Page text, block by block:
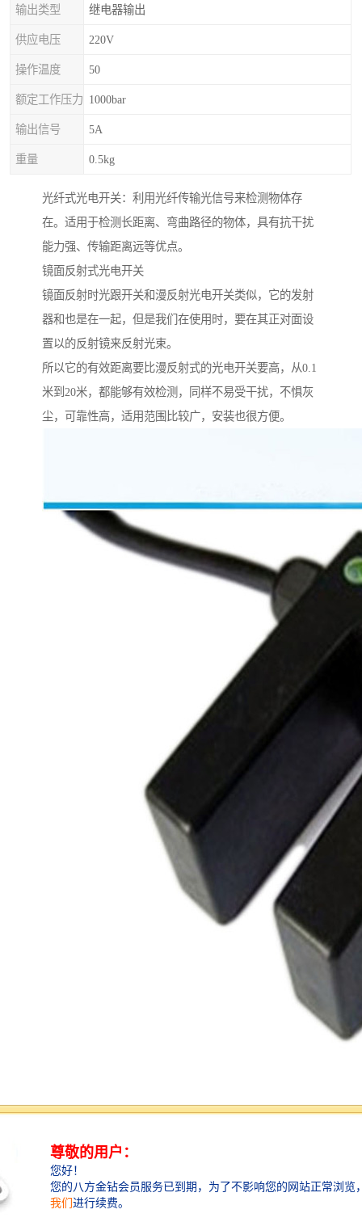
输出类型 继电器输出
供应电压 220V
操作温度 50
额定工作压力 1000bar
输出信号 5A
重量 0.5kg
光纤式光电开关：利用光纤传输光信号来检测物体存
在。适用于检测长距离、弯曲路径的物体，具有抗干扰
能力强、传输距离远等优点。
镜面反射式光电开关
镜面反射时光跟开关和漫反射光电开关类似，它的发射
器和也是在一起，但是我们在使用时，要在其正对面设
置以的反射镜来反射光束。
所以它的有效距离要比漫反射式的光电开关要高，从0.1
米到20米，都能够有效检测，同样不易受干扰，不惧灰
尘，可靠性高，适用范围比较广，安装也很方便。
漫射式光电开关
足够的光束返回时，他就认为前方有不透明的物体，这
个时候开关状态就会发生变化。
所以它的有效探测距离就比较短，一般为3米左右。